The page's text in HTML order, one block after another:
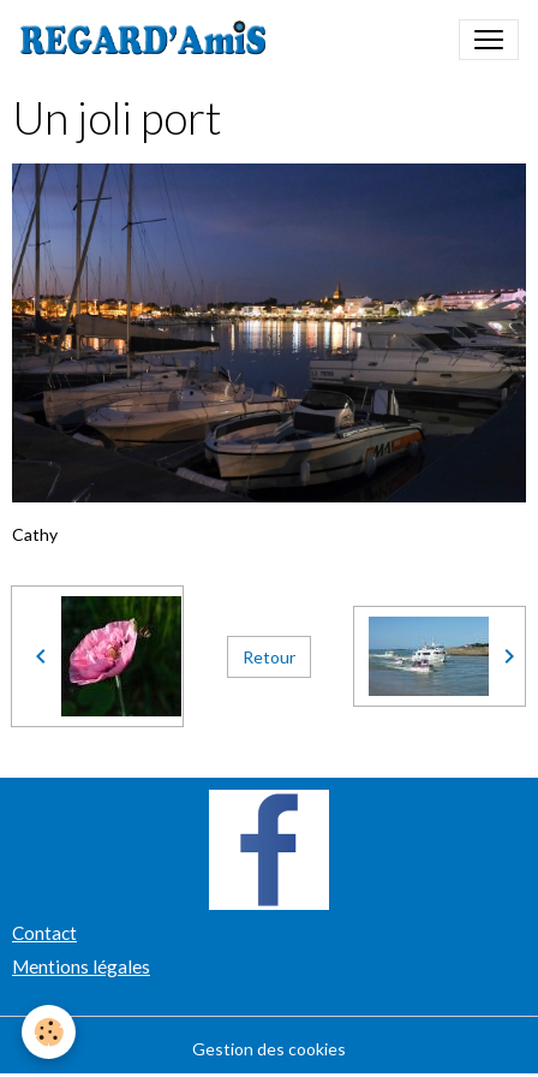
Un joli port
Cathy
Retour
Contact
Mentions légales
Gestion des cookies